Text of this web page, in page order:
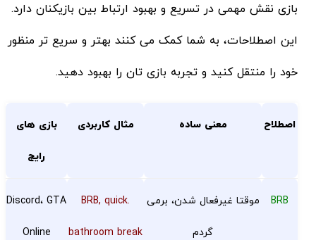
بازی نقش مهمی در تسریع و بهبود ارتباط بین بازیکنان دارد.
این اصطلاحات، به شما کمک می کنند بهتر و سریع تر منظور
خود را منتقل کنید و تجربه بازی تان را بهبود دهید.
اصطلاح معنی ساده مثال کاربردی بازی های
رایج
BRB موقتا غیرفعال شدن، برمی
گردم
.BRB, quick
bathroom break
Discord، GTA
Online